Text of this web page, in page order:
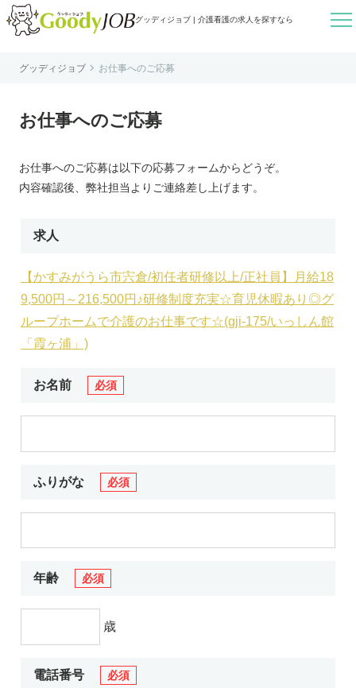
グッディジョブ | 介護看護の求人を探すなら 
はじめての方へ
転職お役立ち情報
個人情報保護方針
グッディジョブ  お仕事へのご応募
お仕事へのご応募
お仕事へのご応募は以下の応募フォームからどうぞ。
内容確認後、弊社担当よりご連絡差し上げます。
求人
【かすみがうら市宍倉/初任者研修以上/正社員】月給18
9,500円～216,500円♪研修制度充実☆育児休暇あり◎グ
ループホームで介護のお仕事です☆(gji-175/いっしん館
「霞ヶ浦」)
お名前 必須
ふりがな 必須
年齢 必須
歳
電話番号 必須